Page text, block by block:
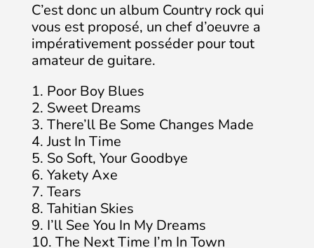
C’est donc un album Country rock qui
vous est proposé, un chef d’oeuvre a
impérativement posséder pour tout
amateur de guitare.
1. Poor Boy Blues
2. Sweet Dreams
3. There’ll Be Some Changes Made
4. Just In Time
5. So Soft, Your Goodbye
6. Yakety Axe
7. Tears
8. Tahitian Skies
9. I’ll See You In My Dreams
10. The Next Time I’m In Town